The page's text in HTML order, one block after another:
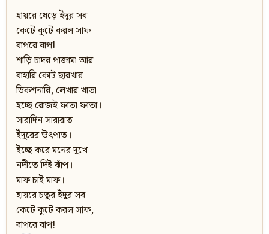
হায়রে ধেড়ে ইঁদুর সব
কেটে কুটে করল সাফ।
বাপরে বাপ!
শাড়ি চাদর পাজামা আর
বাহারি কোট ছারখার।
ডিকশনারি, লেখার খাতা
হচ্ছে রোজই ফাতা ফাতা।
সারাদিন সারারাত
ইঁদুরের উৎপাত।
ইচ্ছে করে মনের দুখে
নদীতে দিই ঝাঁপ।
মাফ চাই মাফ।
হায়রে চতুর ইঁদুর সব
কেটে কুটে করল সাফ,
বাপরে বাপ!